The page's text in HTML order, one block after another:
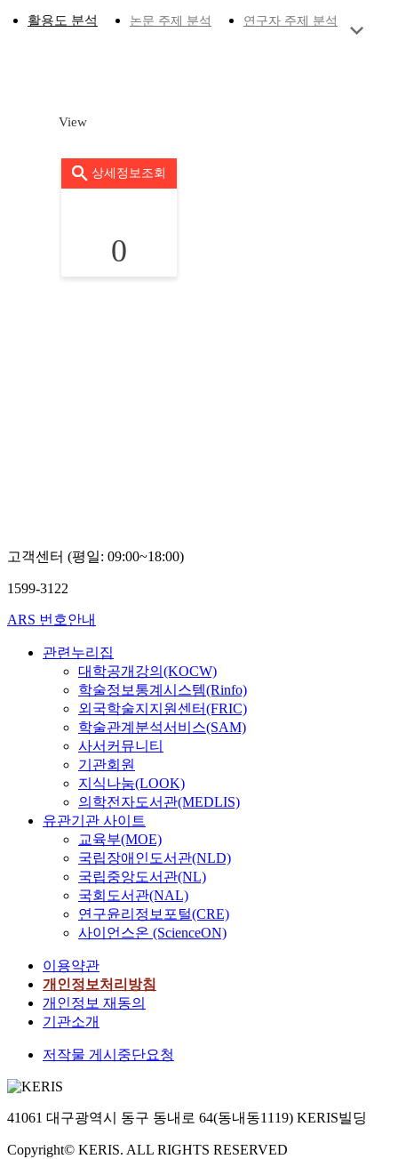
활용도 분석 논문 주제 분석 연구자 주제 분석
View
상세정보조회
0
고객센터 (평일: 09:00~18:00)
1599-3122
ARS 번호안내
관련누리집
대학공개강의(KOCW)
학술정보통계시스템(Rinfo)
외국학술지지원센터(FRIC)
학술관계분석서비스(SAM)
사서커뮤니티
기관회원
지식나눔(LOOK)
의학전자도서관(MEDLIS)
유관기관 사이트
교육부(MOE)
국립장애인도서관(NLD)
국립중앙도서관(NL)
국회도서관(NAL)
연구윤리정보포털(CRE)
사이언스온 (ScienceON)
이용약관
개인정보처리방침
개인정보 재동의
기관소개
저작물 게시중단요청
41061 대구광역시 동구 동내로 64(동내동1119) KERIS빌딩
Copyright© KERIS. ALL RIGHTS RESERVED